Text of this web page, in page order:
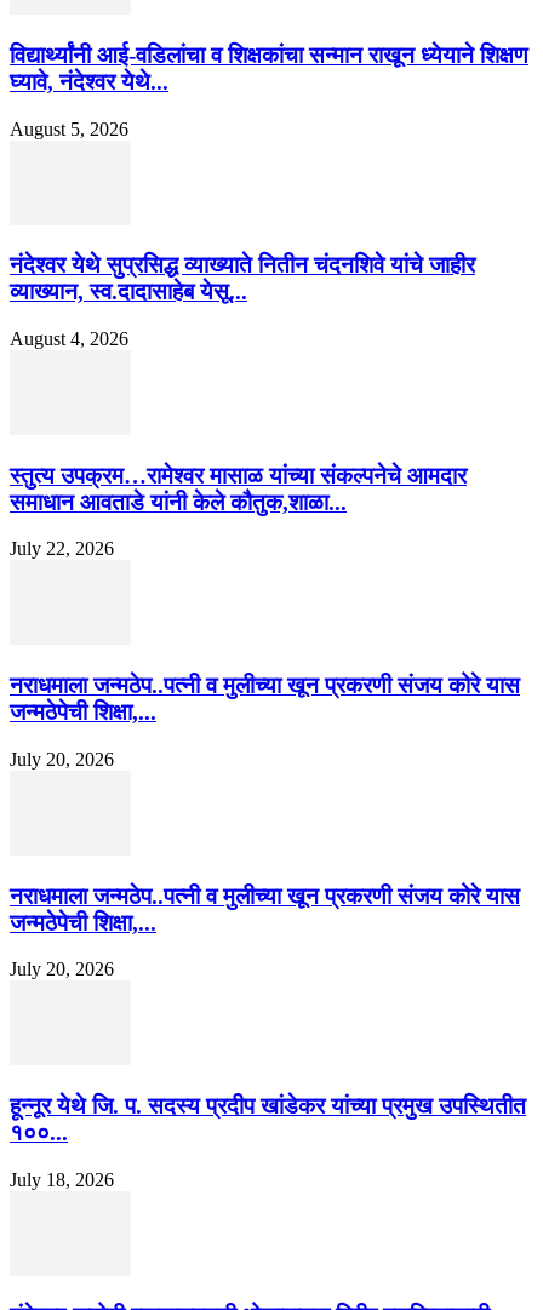
विद्यार्थ्यांनी आई-वडिलांचा व शिक्षकांचा सन्मान राखून ध्येयाने शिक्षण
घ्यावे, नंदेश्वर येथे...
August 5, 2026
नंदेश्वर येथे सुप्रसिद्ध व्याख्याते नितीन चंदनशिवे यांचे जाहीर
व्याख्यान, स्व.दादासाहेब येसू...
August 4, 2026
स्तुत्य उपक्रम…रामेश्वर मासाळ यांच्या संकल्पनेचे आमदार
समाधान आवताडे यांनी केले कौतुक,शाळा...
July 22, 2026
नराधमाला जन्मठेप..पत्नी व मुलीच्या खून प्रकरणी संजय कोरे यास
जन्मठेपेची शिक्षा,...
July 20, 2026
नराधमाला जन्मठेप..पत्नी व मुलीच्या खून प्रकरणी संजय कोरे यास
जन्मठेपेची शिक्षा,...
July 20, 2026
हून्नूर येथे जि. प. सदस्य प्रदीप खांडेकर यांच्या प्रमुख उपस्थितीत
१००...
July 18, 2026